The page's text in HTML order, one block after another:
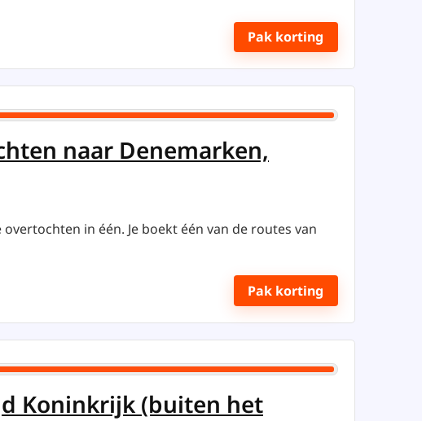
Pak korting
naar Denemarken,
in één. Je boekt één van de routes van
Pak korting
Koninkrijk (buiten het